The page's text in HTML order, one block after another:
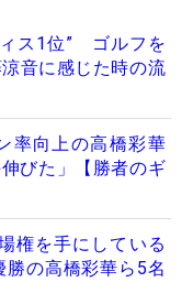
ス1位” ゴルフを
音に感じた時の流
率向上の高橋彩華
びた」【勝者のギ
権を手にしている
の高橋彩華ら5名